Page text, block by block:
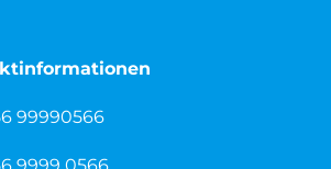
99990566